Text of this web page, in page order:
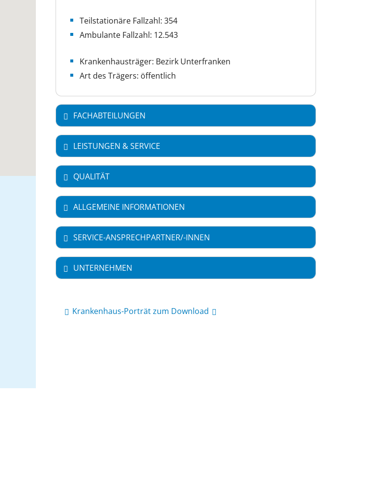
Teilstationäre Fallzahl: 354
Ambulante Fallzahl: 12.543
Krankenhausträger: Bezirk Unterfranken
Art des Trägers: öffentlich
FACHABTEILUNGEN
LEISTUNGEN & SERVICE
QUALITÄT
ALLGEMEINE INFORMATIONEN
SERVICE-ANSPRECHPARTNER/-INNEN
UNTERNEHMEN
Krankenhaus-Porträt zum Download